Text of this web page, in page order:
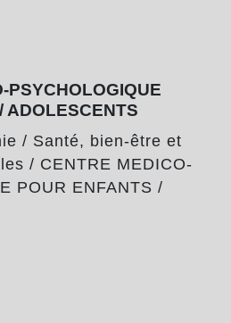
PSYCHOLOGIQUE
ADOLESCENTS
/ Santé, bien-être et
/ CENTRE MEDICO-
POUR ENFANTS /